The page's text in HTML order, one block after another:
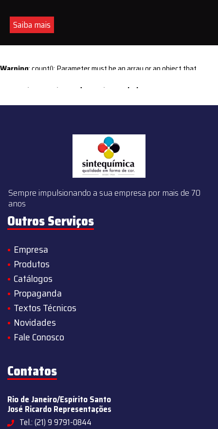
Saiba mais
Warning: count(): Parameter must be an array or an object that
content/themes/sintequimica/index.php
Sempre impulsionando a sua empresa por mais de 70
anos
Outros Serviços
Empresa
Produtos
Catálogos
Propaganda
Textos Técnicos
Novidades
Fale Conosco
Contatos
Rio de Janeiro/Espírito Santo
José Ricardo Representações
Tel.: (21) 9 9791-0844